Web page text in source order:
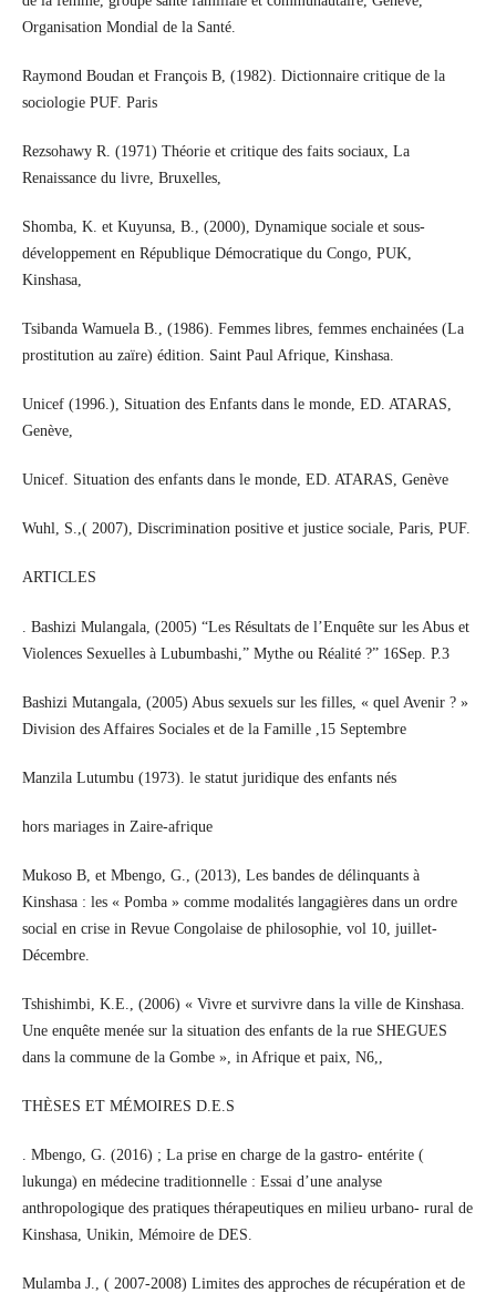
Organisation Mondial de la Santé.
Raymond Boudan et François B, (1982). Dictionnaire critique de la
sociologie PUF. Paris
Rezsohawy R. (1971) Théorie et critique des faits sociaux, La
Renaissance du livre, Bruxelles,
Shomba, K. et Kuyunsa, B., (2000), Dynamique sociale et sous-
développement en République Démocratique du Congo, PUK,
Kinshasa,
Tsibanda Wamuela B., (1986). Femmes libres, femmes enchainées (La
prostitution au zaïre) édition. Saint Paul Afrique, Kinshasa.
Unicef (1996.), Situation des Enfants dans le monde, ED. ATARAS,
Genève,
Unicef. Situation des enfants dans le monde, ED. ATARAS, Genève
Wuhl, S.,( 2007), Discrimination positive et justice sociale, Paris, PUF.
ARTICLES
. Bashizi Mulangala, (2005) “Les Résultats de l’Enquête sur les Abus et
Violences Sexuelles à Lubumbashi,” Mythe ou Réalité ?” 16Sep. P.3
Bashizi Mutangala, (2005) Abus sexuels sur les filles, « quel Avenir ? »
Division des Affaires Sociales et de la Famille ,15 Septembre
Manzila Lutumbu (1973). le statut juridique des enfants nés
hors mariages in Zaire-afrique
Mukoso B, et Mbengo, G., (2013), Les bandes de délinquants à
Kinshasa : les « Pomba » comme modalités langagières dans un ordre
social en crise in Revue Congolaise de philosophie, vol 10, juillet-
Décembre.
Tshishimbi, K.E., (2006) « Vivre et survivre dans la ville de Kinshasa.
Une enquête menée sur la situation des enfants de la rue SHEGUES
dans la commune de la Gombe », in Afrique et paix, N6,,
THÈSES ET MÉMOIRES D.E.S
. Mbengo, G. (2016) ; La prise en charge de la gastro- entérite (
lukunga) en médecine traditionnelle : Essai d’une analyse
anthropologique des pratiques thérapeutiques en milieu urbano- rural de
Kinshasa, Unikin, Mémoire de DES.
Mulamba J., ( 2007-2008) Limites des approches de récupération et de